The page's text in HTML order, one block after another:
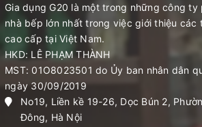
Gia dụng G20 là một trong những công ty
nhà bếp lớn nhất trong việc giới thiệu các
cao cấp tại Việt Nam.
HKD: LÊ PHẠM THÀNH
MST: 01O8023501 do Ủy ban nhân dân
ngày 30/09/2019
No19, Liền kề 19-26, Dọc Bún 2,
Đông, Hà Nội